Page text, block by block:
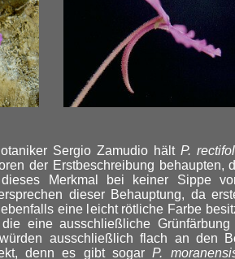
Sergio Zamudio hältP.
der Erstbeschreibung behaupten,
Merkmal bei keiner Sippe
dieser Behauptung, da
eine leicht rötliche Farbe
eine ausschließliche
ausschließlich flach an den
denn es gibt sogarP.